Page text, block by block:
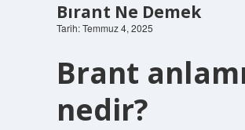
Bırant Ne Demek
Tarih: Temmuz 4, 2025
Brant
nedir?